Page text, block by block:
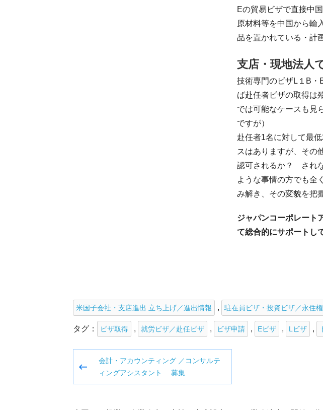
Eの貿易ビザで直接中
原材料等を中国から輸
品を置かれている・計
支店・現地法人
技術専門のビザL１B・
ば赴任者ビザの取得は
では可能なケースも見
ですが）
赴任者1名に対して最
スはありますが、その
認可されるか？ され
ような事情の方でも全
み解き、その変貌を把
ジャパンコーポレート
て総合的にサポートし
米国子会社・支店進出 立ち上げ／進出情報 , 駐在員ビザ・投資ビザ／永住権
タグ： ビザ取得 , 就労ビザ／赴任ビザ , ビザ申請 , Eビザ , Lビザ ,
稿
ナ
会計・アカウンティング ／コンサルテ
ィングアシスタント 募集